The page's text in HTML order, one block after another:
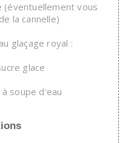
(éventuellement vous
la cannelle)
glaçage royal :
glace
soupe d'eau